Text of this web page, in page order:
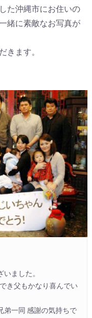
た沖縄市にお住いの
緒に素敵なお写真が
きます。